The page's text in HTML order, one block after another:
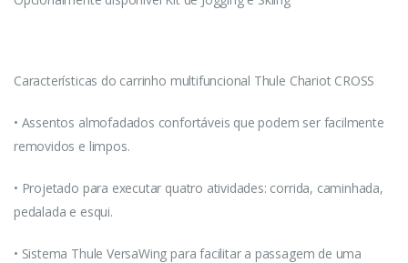
Características do carrinho multifuncional Thule Chariot CROSS
• Assentos almofadados confortáveis ​​que podem ser facilmente
removidos e limpos.
• Projetado para executar quatro atividades: corrida, caminhada,
pedalada e esqui.
• Sistema Thule VersaWing para facilitar a passagem de uma